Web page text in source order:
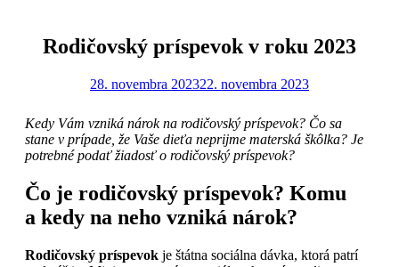
Rodičovský príspevok v roku 2023
28. novembra 202322. novembra 2023
Kedy Vám vzniká nárok na rodičovský príspevok? Čo sa
stane v prípade, že Vaše dieťa neprijme materská škôlka? Je
potrebné podať žiadosť o rodičovský príspevok?
Čo je rodičovský príspevok? Komu
a kedy na neho vzniká nárok?
Rodičovský príspevok je štátna sociálna dávka, ktorá patrí